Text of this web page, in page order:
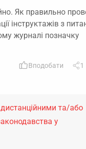
Як правильно
інструктажів з
журналі позначку
Вподобати 1
та/або
у